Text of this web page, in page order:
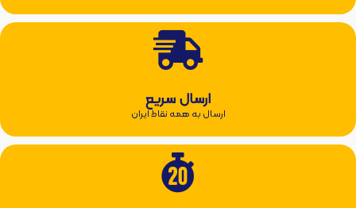
ارسال سریع
ارسال به همه نقاط ایران